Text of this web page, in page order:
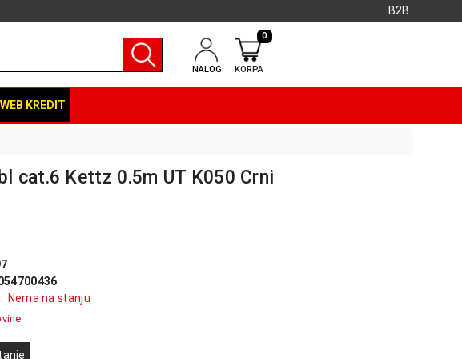
B2B
NALOG KORPA
0
WEB KREDIT
cat.6 Kettz 0.5m UT K050 Crni
Nema na stanju